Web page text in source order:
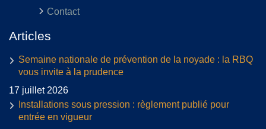
Contact
Articles
Semaine nationale de prévention de la noyade : la RBQ
vous invite à la prudence
17 juillet 2026
Installations sous pression : règlement publié pour
entrée en vigueur